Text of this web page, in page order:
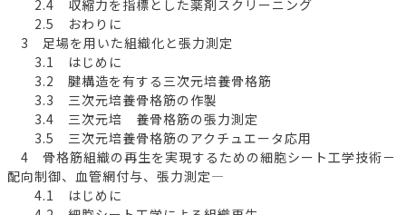
2.4 収縮力を指標とした薬剤スクリーニング
2.5 おわりに
3 足場を用いた組織化と張力測定
3.1 はじめに
3.2 腱構造を有する三次元培養骨格筋
3.3 三次元培養骨格筋の作製
3.4 三次元培 養骨格筋の張力測定
3.5 三次元培養骨格筋のアクチュエータ応用
4 骨格筋組織の再生を実現するための細胞シート工学技術－
配向制御、血管網付与、張力測定―
4.1 はじめに